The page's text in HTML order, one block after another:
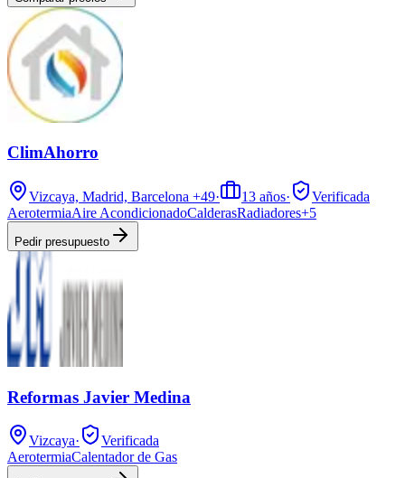
ClimAhorro
Vizcaya, Madrid, Barcelona +49· 13 años·
Verificada
AerotermiaAire AcondicionadoCalderasRadiadores+5
Pedir presupuesto
Reformas Javier Medina
Vizcaya·
Verificada
AerotermiaCalentador de Gas